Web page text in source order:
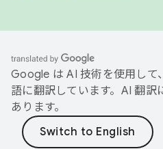
Google は AI 技術を使用して
語に翻訳しています。AI 翻訳
あります。